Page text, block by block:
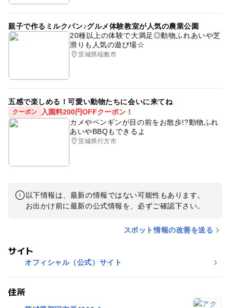
親子で作るミルクパン♪グルメ体験教室が人気の農業公園
20種以上の体験で大満足◎動物ふれあいや芝
滑りも人気の遊び場☆
茨城県稲敷市
五感で楽しめる！可愛い動物たちに会いに来てね
クーポン
入園料200円OFFクーポン！
カメやペンギンが目の前をお散歩!?動物ふれ
あいやBBQもできるよ
茨城県行方市
以下情報は、最新の情報ではない可能性もあります。
お出かけ前に最新の公式情報を、必ずご確認下さい。
スポット情報の改善を送る
サイト
オフィシャル（公式）サイト
住所